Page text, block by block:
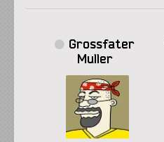
Grossfater
Muller